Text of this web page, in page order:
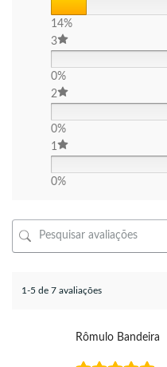
14%
3
0%
2
0%
1
0%
1-5 de 7 avaliações
Rômulo Bandeira